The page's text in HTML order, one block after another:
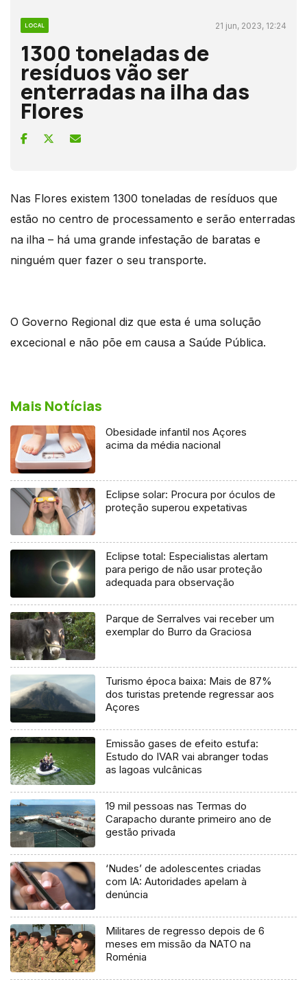
LOCAL 21 jun, 2023, 12:24
1300 toneladas de
resíduos vão ser
enterradas na ilha das
Flores
Nas Flores existem 1300 toneladas de resíduos que
estão no centro de processamento e serão enterradas
na ilha – há uma grande infestação de baratas e
ninguém quer fazer o seu transporte.
O Governo Regional diz que esta é uma solução
excecional e não põe em causa a Saúde Pública.
Mais Notícias
Obesidade infantil nos Açores
acima da média nacional
Eclipse solar: Procura por óculos de
proteção superou expetativas
Eclipse total: Especialistas alertam
para perigo de não usar proteção
adequada para observação
Parque de Serralves vai receber um
exemplar do Burro da Graciosa
Turismo época baixa: Mais de 87%
dos turistas pretende regressar aos
Açores
Emissão gases de efeito estufa:
Estudo do IVAR vai abranger todas
as lagoas vulcânicas
19 mil pessoas nas Termas do
Carapacho durante primeiro ano de
gestão privada
‘Nudes’ de adolescentes criadas
com IA: Autoridades apelam à
denúncia
Militares de regresso depois de 6
meses em missão da NATO na
Roménia